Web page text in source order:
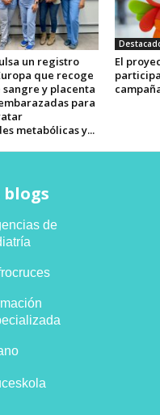
un registro
que recoge
sangre y placenta
para
metabólicas y...
El
de